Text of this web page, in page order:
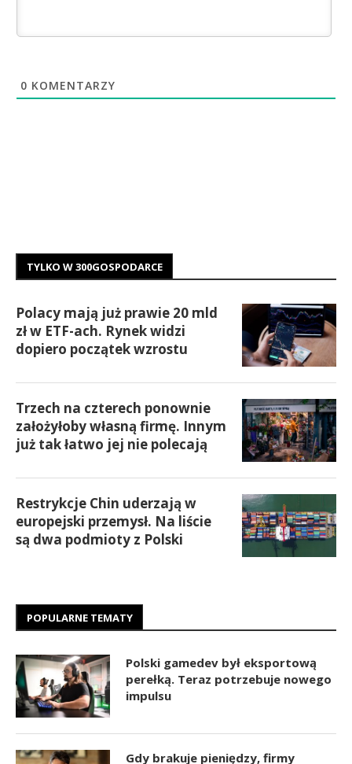
0 KOMENTARZY
TYLKO W 300GOSPODARCE
Polacy mają już prawie 20 mld
zł w ETF-ach. Rynek widzi
dopiero początek wzrostu
Trzech na czterech ponownie
założyłoby własną firmę. Innym
już tak łatwo jej nie polecają
Restrykcje Chin uderzają w
europejski przemysł. Na liście
są dwa podmioty z Polski
POPULARNE TEMATY
Polski gamedev był eksportową
perełką. Teraz potrzebuje nowego
impulsu
Gdy brakuje pieniędzy, firmy